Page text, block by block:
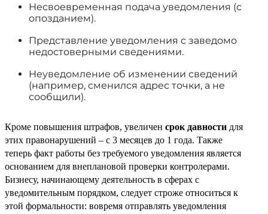
Несвоевременная подача уведомления (с
опозданием).
Представление уведомления с заведомо
недостоверными сведениями.
Неуведомление об изменении сведений
(например, сменился адрес точки, а не
сообщили).
Кроме повышения штрафов, увеличен срок давности для
этих правонарушений – с 3 месяцев до 1 года. Также
теперь факт работы без требуемого уведомления является
основанием для внеплановой проверки контролерами.
Бизнесу, начинающему деятельность в сферах с
уведомительным порядком, следует строже относиться к
этой формальности: вовремя отправлять уведомления